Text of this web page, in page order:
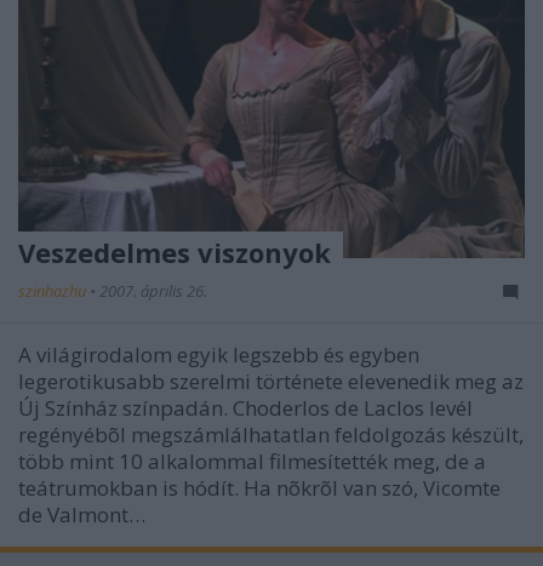
Veszedelmes viszonyok
szinhazhu • 2007. április 26.
A világirodalom egyik legszebb és egyben
legerotikusabb szerelmi története elevenedik meg az
Új Színház színpadán. Choderlos de Laclos levél
regényébõl megszámlálhatatlan feldolgozás készült,
több mint 10 alkalommal filmesítették meg, de a
teátrumokban is hódít. Ha nõkrõl van szó, Vicomte
de Valmont…